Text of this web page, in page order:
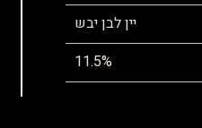
יין לבן יבש
11.5%